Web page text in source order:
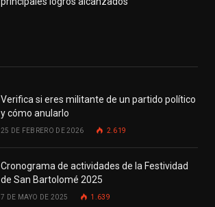
Verifica si eres militante de un partido político
y cómo anularlo
25 DE FEBRERO DE 2026 2.619
Cronograma de actividades de la Festividad
de San Bartolomé 2025
7 DE MAYO DE 2025 1.639